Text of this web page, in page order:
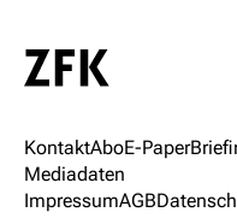
KontaktAboE-Paper
Mediadaten
ImpressumAGB